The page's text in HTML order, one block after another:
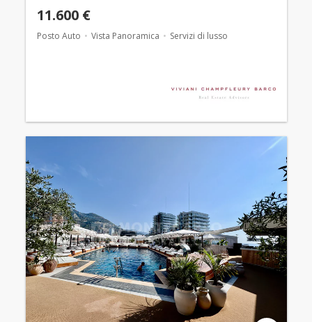
11.600 €
Posto Auto Vista Panoramica Servizi di lusso